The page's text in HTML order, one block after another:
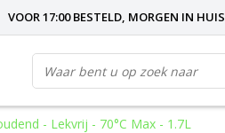
VOOR 17:00 BESTELD, MORGEN IN HUIS
- Lekvrij - 70°C Max - 1.7L